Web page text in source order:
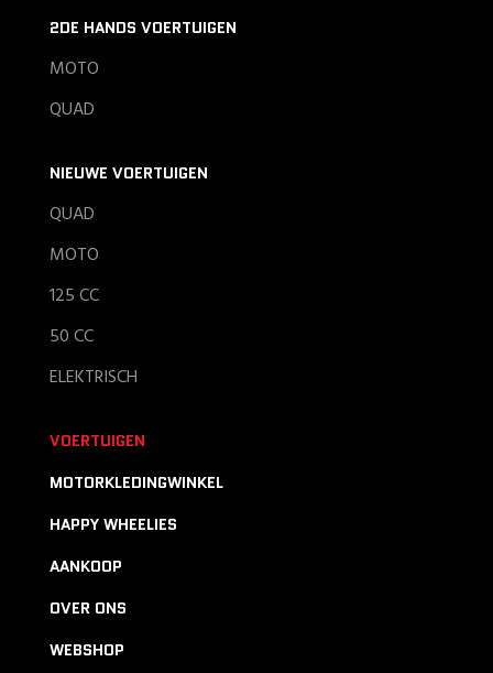
2DE HANDS VOERTUIGEN
MOTO
QUAD
NIEUWE VOERTUIGEN
QUAD
MOTO
125 CC
50 CC
ELEKTRISCH
VOERTUIGEN
MOTORKLEDINGWINKEL
HAPPY WHEELIES
AANKOOP
OVER ONS
WEBSHOP